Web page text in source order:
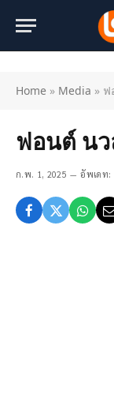
Home » Media » ฟ
ฟอนต์ น
ก.พ. 1, 2025 อัพเดท: